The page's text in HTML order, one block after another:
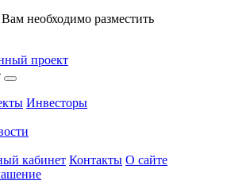
необходимо разместить
проект
Инвесторы
кабинет Контакты О сайте